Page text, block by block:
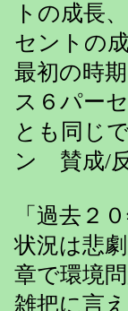
トの成長
セントの
最初の時
ス６パー
とも同じ
ン 賛成/反
「過去２
状況は悲
章で環境
雑把に言